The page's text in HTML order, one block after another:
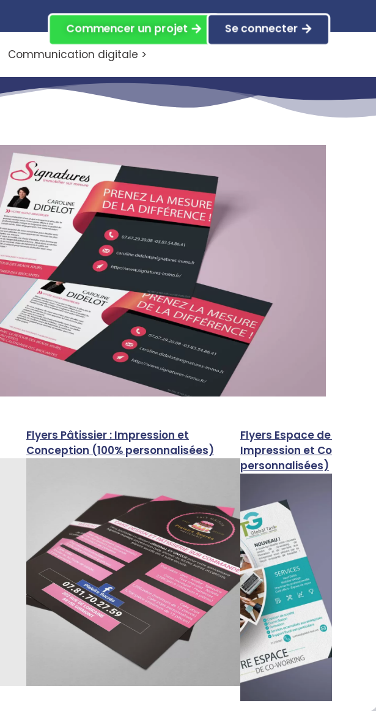
Communication digitale >
Commencer un projet Se connecter
Flyers Pâtissier : Impression et
Conception (100% personnalisées)
Flyers Espace de
Impression et
personnalisées)